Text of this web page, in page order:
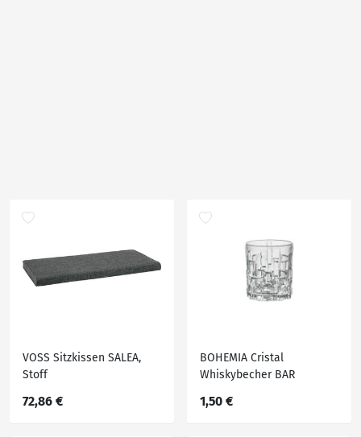
VOSS Sitzkissen SALEA,
Stoff
72,86 €
BOHEMIA Cristal
Whiskybecher BAR
1,50 €